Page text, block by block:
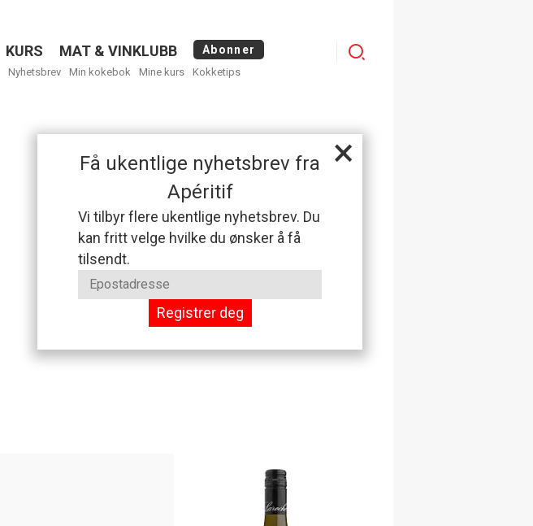
KURS MAT & VINKLUBB Abonner
Nyhetsbrev Min kokebok Mine kurs Kokketips
Menu
×
Få ukentlige nyhetsbrev fra
Apéritif
Vi tilbyr flere ukentlige nyhetsbrev. Du
kan fritt velge hvilke du ønsker å få
tilsendt.
Registrer deg